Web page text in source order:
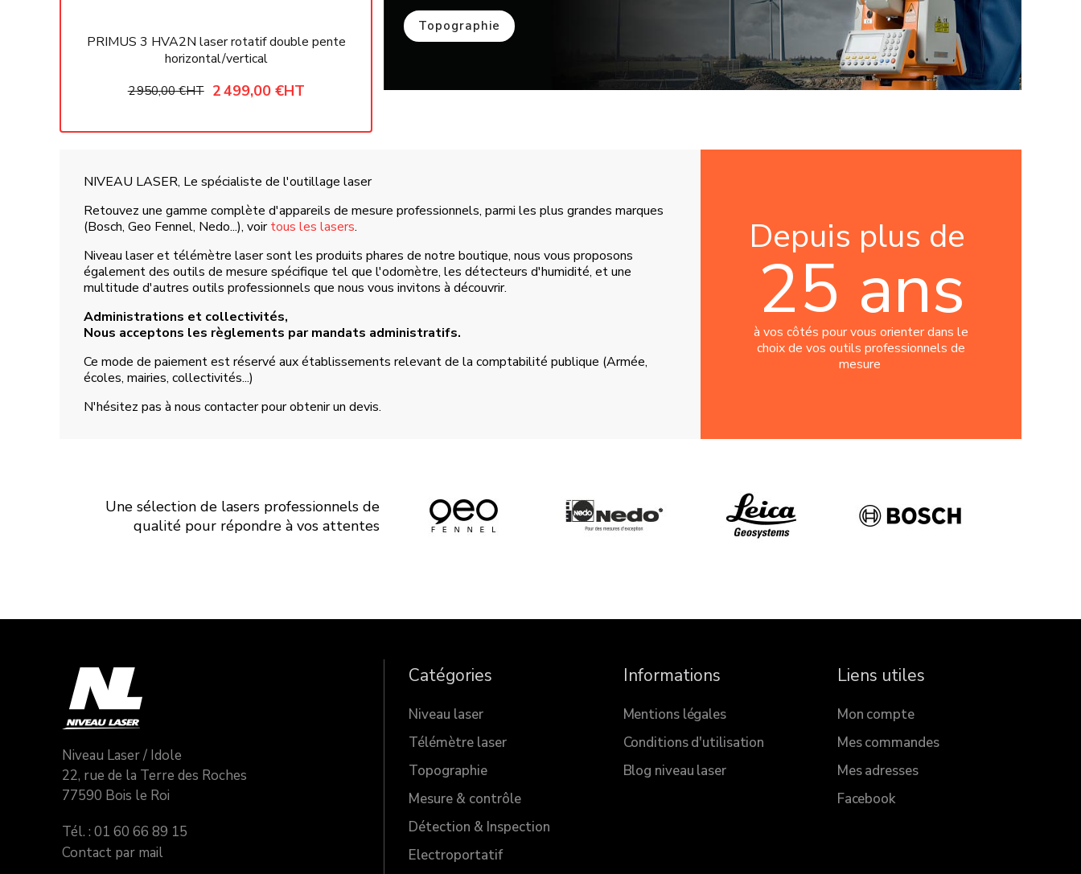
PRIMUS 3 HVA2N laser rotatif double pente
horizontal/vertical
2 950,00 €HT 2 499,00 €HT
Choisir une option
Topographie
NIVEAU LASER, Le spécialiste de l'outillage laser
Retouvez une gamme complète d'appareils de mesure professionnels, parmi les plus grandes marques
(Bosch, Geo Fennel, Nedo...), voirtous les lasers.
Niveau laser et télémètre laser sont les produits phares de notre boutique, nous vous proposons
également des outils de mesure spécifique tel que l'odomètre, les détecteurs d'humidité, et une
multitude d'autres outils professionnels que nous vous invitons à découvrir.
Administrations et collectivités,
Nous acceptons les règlements par mandats administratifs.
Ce mode de paiement est réservé aux établissements relevant de la comptabilité publique (Armée,
écoles, mairies, collectivités...)
N'hésitez pas à nous contacter pour obtenir un devis.
Depuis plus de
25 ans
à vos côtés pour vous orienter dans le
choix de vos outils professionnels de
mesure
Une sélection de lasers professionnels de
qualité pour répondre à vos attentes
Niveau Laser / Idole
22, rue de la Terre des Roches
77590 Bois le Roi
Tél. : 01 60 66 89 15
Contact par mail
Catégories
Niveau laser
Télémètre laser
Topographie
Mesure & contrôle
Détection & Inspection
Electroportatif
Informations
Mentions légales
Conditions d'utilisation
Blog niveau laser
Liens utiles
Mon compte
Mes commandes
Mes adresses
Facebook